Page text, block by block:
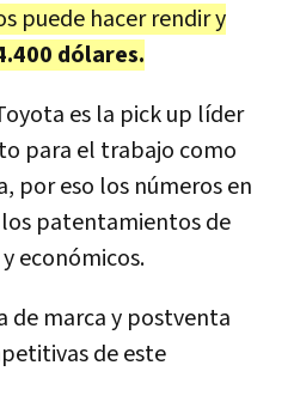
puede hacer rendir y
dólares.
es la pick up líder
para el trabajo como
por eso los números en
patentamientos de
económicos.
de marca y postventa
de este